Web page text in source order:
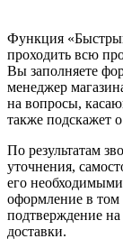
Функция
проходить всю
Вы заполняете
менеджер
на вопросы,
также подскажет
По результатам
уточнения,
его
оформление в том
подтверждение
доставки.